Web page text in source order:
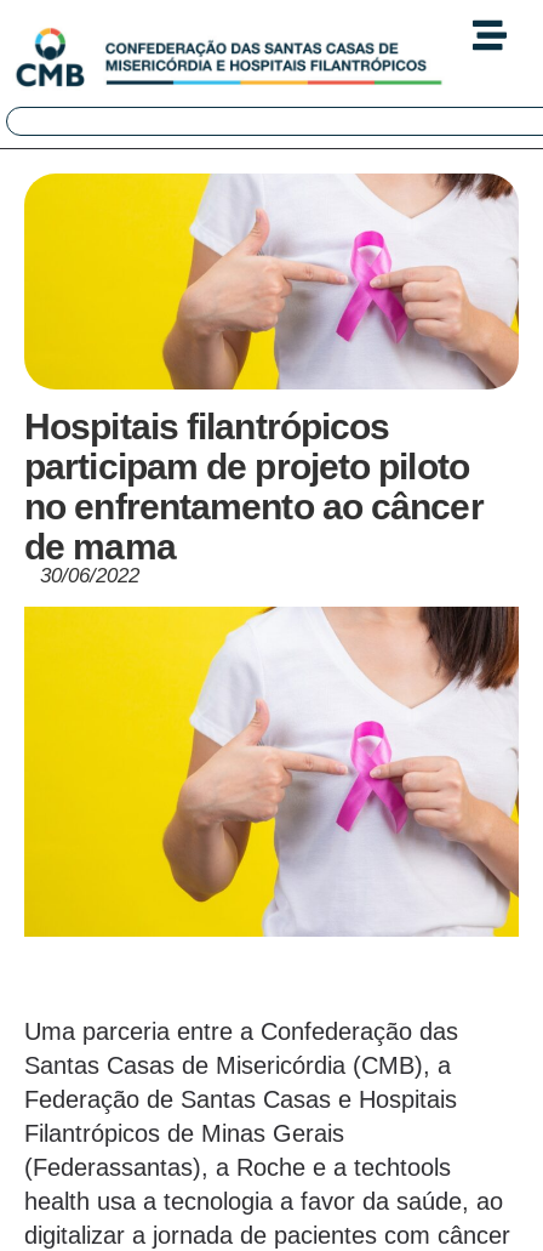
Hospitais filantrópicos
participam de projeto piloto
no enfrentamento ao câncer
de mama
30/06/2022
Uma parceria entre a Confederação das
Santas Casas de Misericórdia (CMB), a
Federação de Santas Casas e Hospitais
Filantrópicos de Minas Gerais
(Federassantas), a Roche e a techtools
health usa a tecnologia a favor da saúde, ao
digitalizar a jornada de pacientes com câncer